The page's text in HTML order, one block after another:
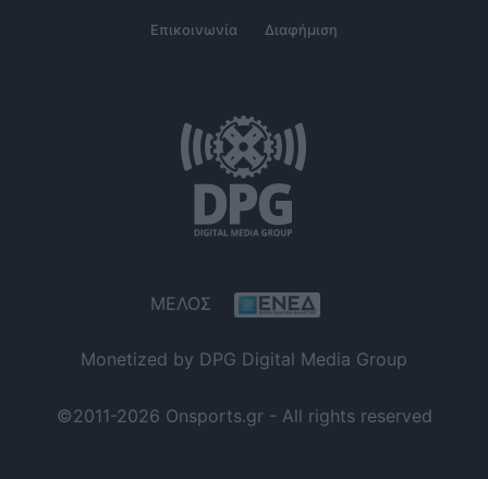
Επικοινωνία Διαφήμιση
ΜΕΛΟΣ
Monetized by DPG Digital Media Group
©2011-2026 Onsports.gr - All rights reserved